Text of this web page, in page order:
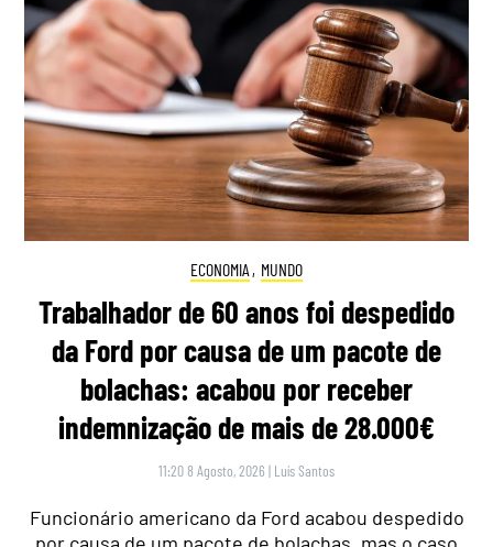
ECONOMIA , MUNDO
Trabalhador de 60 anos foi despedido
da Ford por causa de um pacote de
bolachas: acabou por receber
indemnização de mais de 28.000€
11:20 8 Agosto, 2026 | Luís Santos
Funcionário americano da Ford acabou despedido